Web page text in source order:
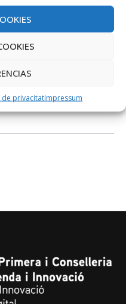
de privacitatImpressum